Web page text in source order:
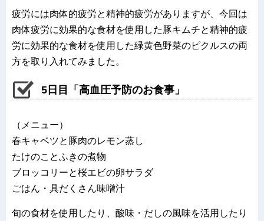
疲労には肉体的疲労と精神的疲労がありますが、今回は
肉体疲労に効果的な食材を使用した豚キムチと精神的疲
労に効果的な食材を使用した緑黄色野菜のピクルスの両
方を取り入れてみました。
5日目「高血圧予防のお食事」
（メニュー）
春キャベツと豚肉のレモン蒸し
たけのことふきの煮物
ブロッコリーと桜エビの卵サラダ
ごはん・具だくさん味噌汁
旬の食材を使用したり、酸味・だしの風味を活用したり